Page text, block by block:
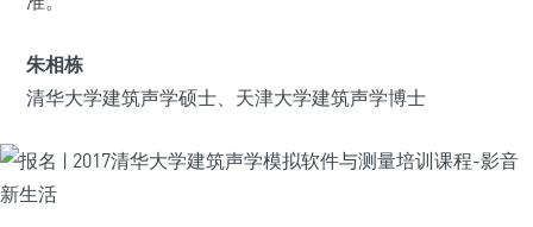
朱相栋
清华大学建筑声学硕士、天津大学建筑声学博士